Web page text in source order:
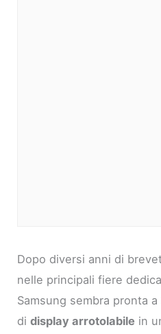
Dopo diversi anni di
nelle principali fiere
Samsung sembra pronta
didisplay arrotolabile in